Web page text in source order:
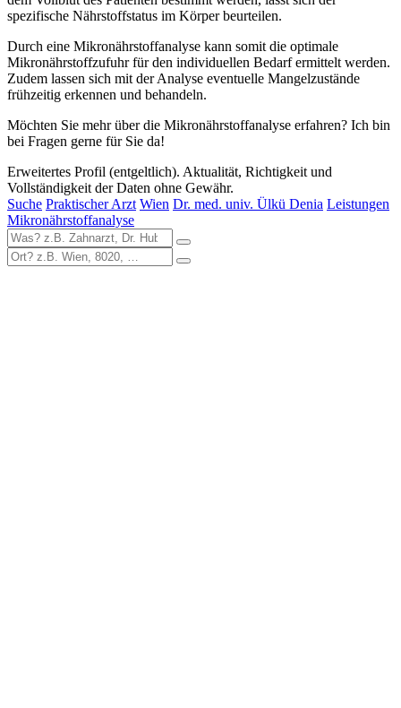
spezifische Nährstoffstatus im Körper beurteilen.
Durch eine Mikronährstoffanalyse kann somit die optimale
Mikronährstoffzufuhr für den individuellen Bedarf ermittelt werden.
Zudem lassen sich mit der Analyse eventuelle Mangelzustände
frühzeitig erkennen und behandeln.
Möchten Sie mehr über die Mikronährstoffanalyse erfahren? Ich bin
bei Fragen gerne für Sie da!
Erweitertes Profil (entgeltlich). Aktualität, Richtigkeit und
Vollständigkeit der Daten ohne Gewähr.
Suche Praktischer Arzt Wien Dr. med. univ. Ülkü Denia Leistungen
Mikronährstoffanalyse